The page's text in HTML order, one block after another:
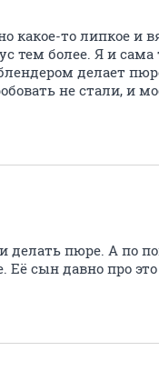
какое-то липкое и
тем более. Я и
делает
не стали, и
делать пюре. А по
сын давно про это